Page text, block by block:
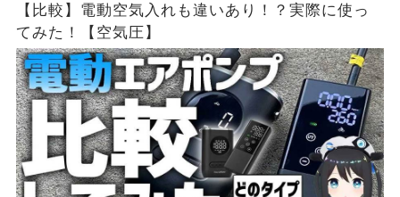
【比較】電動空気入れも違いあり！？実際に使っ
てみた！【空気圧】